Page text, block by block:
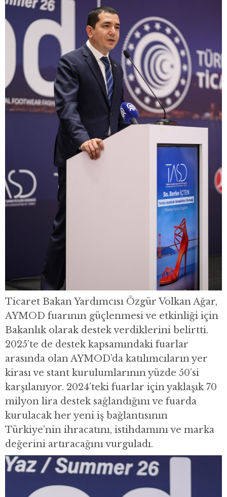
Ticaret Bakan Yardımcısı Özgür Volkan Ağar,
AYMOD fuarının güçlenmesi ve etkinliği için
Bakanlık olarak destek verdiklerini belirtti.
2025’te de destek kapsamındaki fuarlar
arasında olan AYMOD’da katılımcıların yer
kirası ve stant kurulumlarının yüzde 50’si
karşılanıyor. 2024’teki fuarlar için yaklaşık 70
milyon lira destek sağlandığını ve fuarda
kurulacak her yeni iş bağlantısının
Türkiye’nin ihracatını, istihdamını ve marka
değerini artıracağını vurguladı.